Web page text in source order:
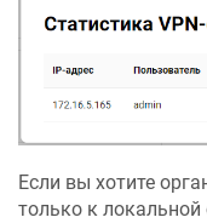
Если вы хотите
только к локальной